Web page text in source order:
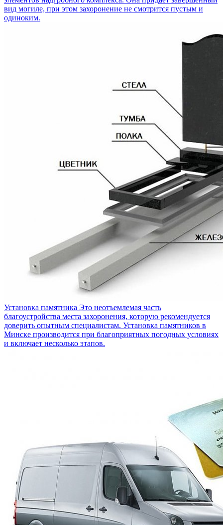
вид могиле, при этом захоронение не смотрится пустым и
одиноким.
Установка памятника Это неотъемлемая часть
благоустройства места захоронения, которую рекомендуется
доверить опытным специалистам. Установка памятников в
Минске производится при благоприятных погодных условиях
и включает несколько этапов.